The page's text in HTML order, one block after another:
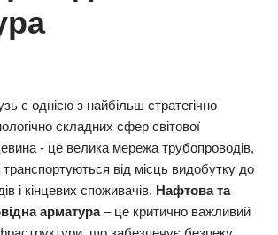
є однією з найбільш стратегічно
складних сфер світової
- це велика мережа трубопроводів,
транспортуються від місць видобутку до
і кінцевих споживачів. Нафтова та
арматура– ​​це критично важливий